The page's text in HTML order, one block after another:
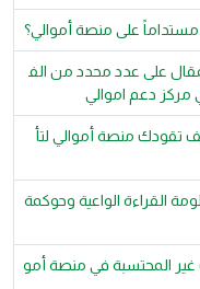
مستداماً على منصة أموالي؟
على عدد محدد من الف
مركز دعم اموالي
تقودك منصة أموالي لتأ
القراءة الواعية وحوكمة
غير المحتسبة في منصة أمو